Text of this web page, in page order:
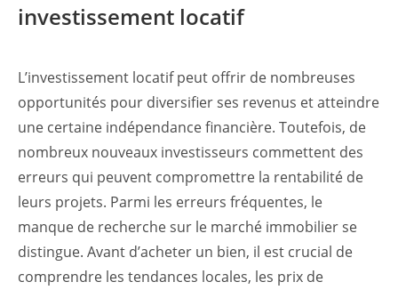
investissement locatif
L’investissement locatif peut offrir de nombreuses
opportunités pour diversifier ses revenus et atteindre
une certaine indépendance financière. Toutefois, de
nombreux nouveaux investisseurs commettent des
erreurs qui peuvent compromettre la rentabilité de
leurs projets. Parmi les erreurs fréquentes, le
manque de recherche sur le marché immobilier se
distingue. Avant d’acheter un bien, il est crucial de
comprendre les tendances locales, les prix de